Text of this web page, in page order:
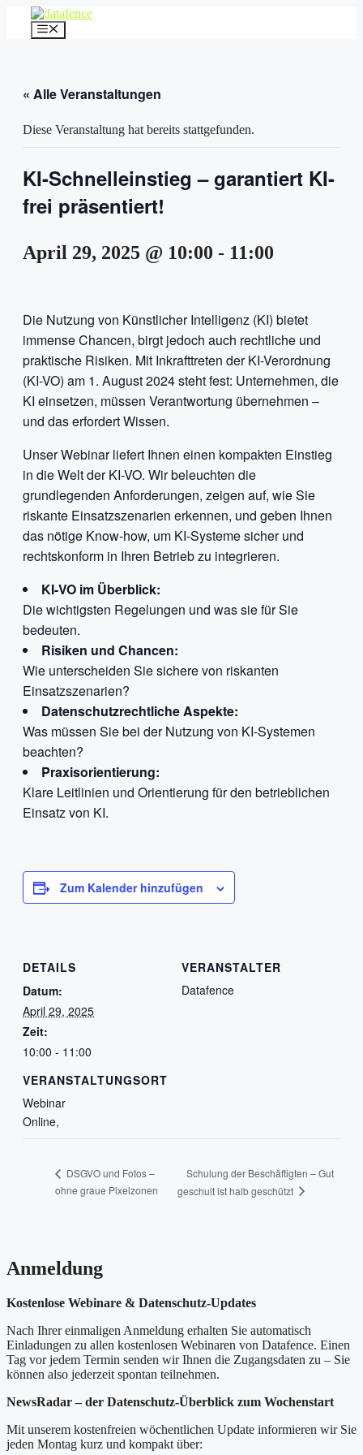
Inhalt
springen
Menü
« Alle Veranstaltungen
Diese Veranstaltung hat bereits stattgefunden.
KI-Schnelleinstieg – garantiert KI-
frei präsentiert!
April 29, 2025 @ 10:00 - 11:00
Die Nutzung von Künstlicher Intelligenz (KI) bietet
immense Chancen, birgt jedoch auch rechtliche und
praktische Risiken. Mit Inkrafttreten der KI-Verordnung
(KI-VO) am 1. August 2024 steht fest: Unternehmen, die
KI einsetzen, müssen Verantwortung übernehmen –
und das erfordert Wissen.
Unser Webinar liefert Ihnen einen kompakten Einstieg
in die Welt der KI-VO. Wir beleuchten die
grundlegenden Anforderungen, zeigen auf, wie Sie
riskante Einsatzszenarien erkennen, und geben Ihnen
das nötige Know-how, um KI-Systeme sicher und
rechtskonform in Ihren Betrieb zu integrieren.
KI-VO im Überblick:
Die wichtigsten Regelungen und was sie für Sie
bedeuten.
Risiken und Chancen:
Wie unterscheiden Sie sichere von riskanten
Einsatzszenarien?
Datenschutzrechtliche Aspekte:
Was müssen Sie bei der Nutzung von KI-Systemen
beachten?
Praxisorientierung:
Klare Leitlinien und Orientierung für den betrieblichen
Einsatz von KI.
Zum Kalender hinzufügen
DETAILS
Datum:
April 29, 2025
Zeit:
10:00 - 11:00
VERANSTALTUNGSORT
Webinar
Online,
VERANSTALTER
Datafence
DSGVO und Fotos –
ohne graue Pixelzonen
Schulung der Beschäftigten – Gut
geschult ist halb geschützt
Anmeldung
Kostenlose Webinare & Datenschutz-Updates
Nach Ihrer einmaligen Anmeldung erhalten Sie automatisch
Einladungen zu allen kostenlosen Webinaren von Datafence. Einen
Tag vor jedem Termin senden wir Ihnen die Zugangsdaten zu – Sie
können also jederzeit spontan teilnehmen.
NewsRadar – der Datenschutz-Überblick zum Wochenstart
Mit unserem kostenfreien wöchentlichen Update informieren wir Sie
jeden Montag kurz und kompakt über: